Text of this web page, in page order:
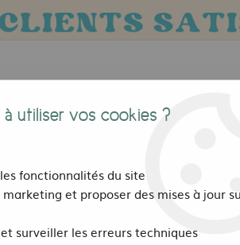
et accessoires Pour les
54002 Gris
utiliser vos cookies ?
fonctionnalités du site
et proposer des mises à jour
surveiller les erreurs techniques